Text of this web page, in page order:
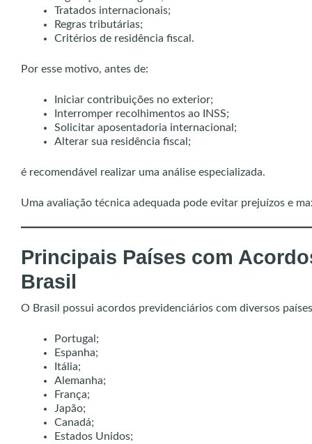
Tratados internacionais;
Regras tributárias;
Critérios de residência fiscal.
Por esse motivo, antes de:
Iniciar contribuições no exterior;
Interromper recolhimentos ao INSS;
Solicitar aposentadoria internacional;
Alterar sua residência fiscal;
é recomendável realizar uma análise especializada.
Uma avaliação técnica adequada pode evitar prejuízos e
Principais Países com
Brasil
O Brasil possui acordos previdenciários com diversos
Portugal;
Espanha;
Itália;
Alemanha;
França;
Japão;
Canadá;
Estados Unidos;